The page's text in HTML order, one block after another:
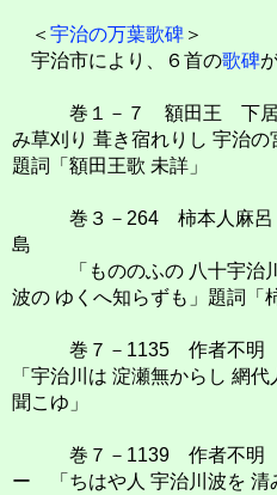
＜ 宇治の万葉歌碑 ＞
宇治市により、６首の歌碑
巻１－７ 額田王 下居
み草刈り 葺き宿れりし 宇治の
題詞「額田王歌 未詳」
巻３－264 柿本人麻
島
「もののふの 八十宇治川
波の ゆくへ知らずも」題詞
巻７－1135 作者不明
「宇治川は 淀瀬無からし 網
聞こゆ」
巻７－1139 作者不明 宇
ー 「ちはや人 宇治川波を 清